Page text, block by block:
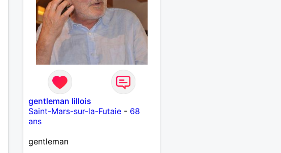
gentleman lillois
Saint-Mars-sur-la-Futaie - 68
ans
gentleman